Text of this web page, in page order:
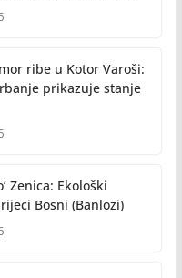
ribe u Kotor Varoši:
prikazuje stanje
Zenica: Ekološki
Bosni (Banlozi)